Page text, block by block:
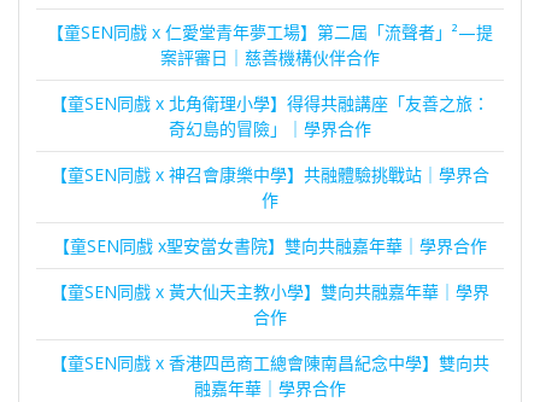
【童SEN同戲 x 仁愛堂青年夢工場】第二屆「流聲者」²—提
案評審日｜慈善機構伙伴合作
【童SEN同戲 x 北角衛理小學】得得共融講座「友善之旅：
奇幻島的冒險」｜學界合作
【童SEN同戲 x 神召會康樂中學】共融體驗挑戰站｜學界合
作
【童SEN同戲 x聖安當女書院】雙向共融嘉年華｜學界合作
【童SEN同戲 x 黃大仙天主教小學】雙向共融嘉年華｜學界
合作
【童SEN同戲 x 香港四邑商工總會陳南昌紀念中學】雙向共
融嘉年華｜學界合作